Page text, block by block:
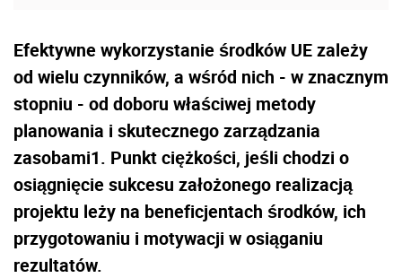
Efektywne wykorzystanie środków UE zależy
od wielu czynników, a wśród nich - w znacznym
stopniu - od doboru właściwej metody
planowania i skutecznego zarządzania
zasobami1. Punkt ciężkości, jeśli chodzi o
osiągnięcie sukcesu założonego realizacją
projektu leży na beneficjentach środków, ich
przygotowaniu i motywacji w osiąganiu
rezultatów.